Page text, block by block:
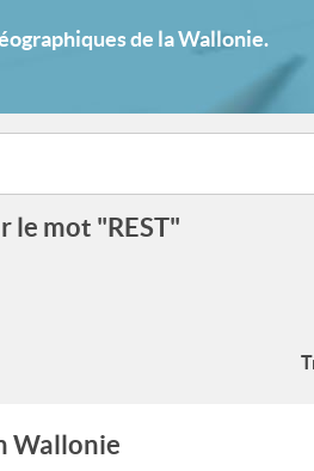
de la Wallonie.
le mot "REST"
Wallonie